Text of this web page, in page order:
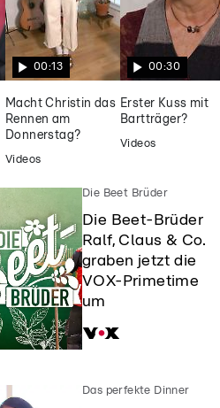
00:13
Macht Christin das
Rennen am
Donnerstag?
Videos
00:30
Erster Kuss mit
Bartträger?
Videos
Die Beet Brüder
Die Beet-Brüder
Ralf, Claus & Co.
graben jetzt die
VOX-Primetime
um
Das perfekte Dinner